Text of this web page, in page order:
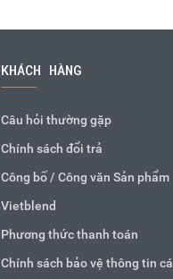
KHÁCH HÀNG
Câu hỏi thường gặp
Chính sách đổi trả
Công bố / Công văn Sản phẩm
Vietblend
Phương thức thanh toán
Chính sách bảo vệ thông tin cá